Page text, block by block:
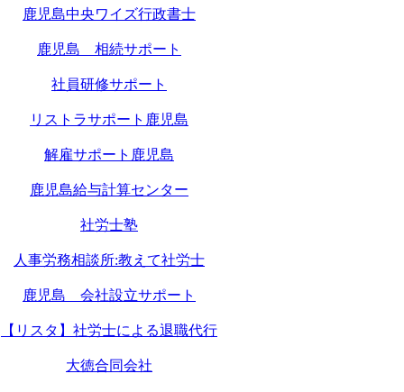
鹿児島中央ワイズ行政書士
鹿児島 相続サポート
社員研修サポート
リストラサポート鹿児島
解雇サポート鹿児島
鹿児島給与計算センター
社労士塾
人事労務相談所:教えて社労士
鹿児島 会社設立サポート
【リスタ】社労士による退職代行
大徳合同会社